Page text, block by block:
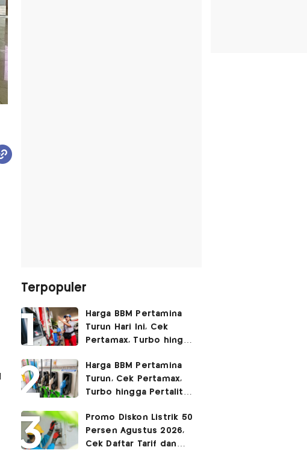
Terpopuler
Harga BBM Pertamina
Turun Hari Ini, Cek
Pertamax, Turbo hingga
2026
Harga BBM Pertamina
Turun, Cek Pertamax,
Turbo hingga Pertalite
Promo Diskon Listrik 50
Persen Agustus 2026,
Cek Daftar Tarif dan